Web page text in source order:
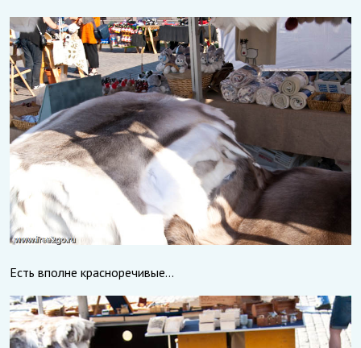
Есть вполне красноречивые…